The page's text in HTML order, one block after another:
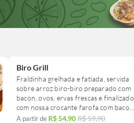
Biro Grill
Fraldinha grelhada e fatiada, servida
sobre arroz biro-biro preparado com
bacon, ovos, ervas frescas e finalizado
com nossa crocante farofa com bacon.
Acompanha também batata palha
A partir de R$ 54,90 R$ 59,90